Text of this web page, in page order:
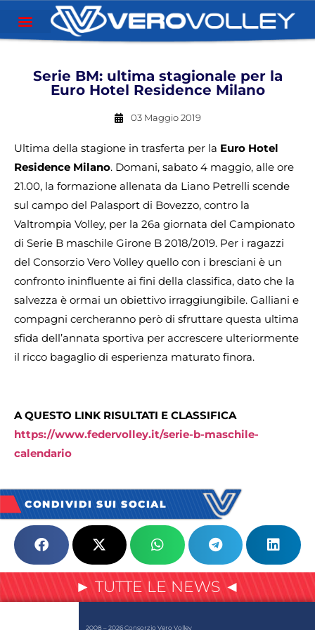
Serie BM: ultima stagionale per la
Euro Hotel Residence Milano
03 Maggio 2019
Ultima della stagione in trasferta per la Euro Hotel
Residence Milano. Domani, sabato 4 maggio, alle ore
21.00, la formazione allenata da Liano Petrelli scende
sul campo del Palasport di Bovezzo, contro la
Valtrompia Volley, per la 26a giornata del Campionato
di Serie B maschile Girone B 2018/2019. Per i ragazzi
del Consorzio Vero Volley quello con i bresciani è un
confronto ininfluente ai fini della classifica, dato che la
salvezza è ormai un obiettivo irraggiungibile. Galliani e
compagni cercheranno però di sfruttare questa ultima
sfida dell’annata sportiva per accrescere ulteriormente
il ricco bagaglio di esperienza maturato finora.
A QUESTO LINK RISULTATI E CLASSIFICA
https://www.federvolley.it/serie-b-maschile-
calendario
CONDIVIDI SUI SOCIAL
► TUTTE LE NEWS ◄
2008 – 2026 Consorzio Vero Volley